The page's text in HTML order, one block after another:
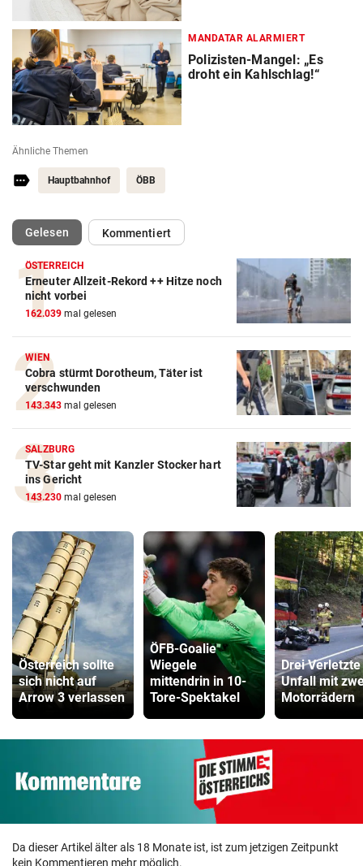
MANDATAR ALARMIERT
Polizisten-Mangel: „Es
droht ein Kahlschlag!“
Ähnliche Themen
Hauptbahnhof ÖBB
Gelesen(ausgewählt)Kommentiert
ÖSTERREICH
Erneuter Allzeit-Rekord ++ Hitze noch
nicht vorbei
162.039 mal gelesen
WIEN
Cobra stürmt Dorotheum, Täter ist
verschwunden
143.343 mal gelesen
SALZBURG
TV-Star geht mit Kanzler Stocker hart
ins Gericht
143.230 mal gelesen
Österreich sollte
sich nicht auf
Arrow 3 verlassen
ÖFB-Goalie
Wiegele
mittendrin in 10-
Tore-Spektakel
Drei
Unfall mit
Motorrädern
Da dieser Artikel älter als 18 Monate ist, ist zum jetzigen Zeitpunkt
kein Kommentieren mehr möglich.